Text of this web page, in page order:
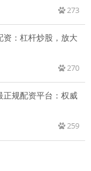
273
：杠杆炒股，放大
270
正规配资平台：权威
259